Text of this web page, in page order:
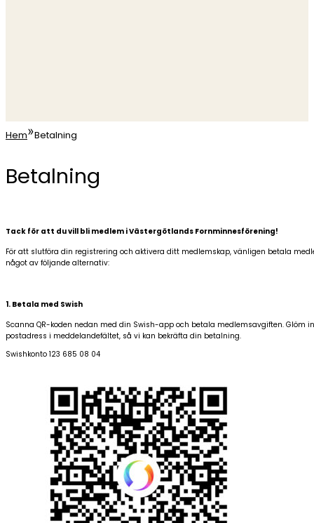
Hem»Betalning
Betalning
Tack för att du vill bli medlem i Västergötlands Fornminnesförening!
För att slutföra din registrering och aktivera ditt medlemskap, vänligen betala
något av följande alternativ:
1. Betala med Swish
Scanna QR-koden nedan med din Swish-app och betala medlemsavgiften. Glöm
postadress i meddelandefältet, så vi kan bekräfta din betalning.
Swishkonto 123 685 08 04